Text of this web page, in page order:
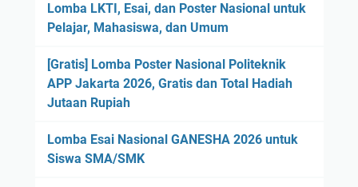
Lomba LKTI, Esai, dan Poster Nasional untuk
Pelajar, Mahasiswa, dan Umum
[Gratis] Lomba Poster Nasional Politeknik
APP Jakarta 2026, Gratis dan Total Hadiah
Jutaan Rupiah
Lomba Esai Nasional GANESHA 2026 untuk
Siswa SMA/SMK